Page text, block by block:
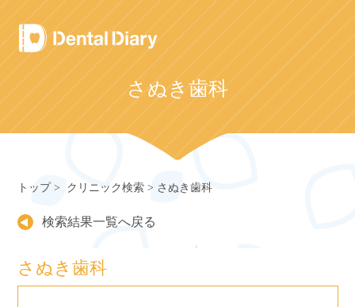
Skip
to
content
さぬき歯科
トップ クリニック検索 さぬき歯科
検索結果一覧へ戻る
さぬき歯科